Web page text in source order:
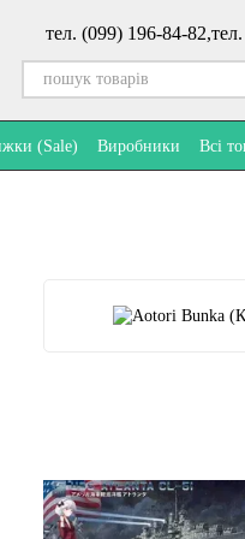
тел. (099) 196-84-82,
(Sale) Виробники Всі